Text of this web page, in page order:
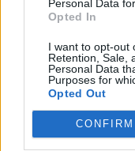
Personal Data
Opted In
I want to opt-out
Retention, Sale,
Personal Data
Purposes for
Opted Out
CONFIRM